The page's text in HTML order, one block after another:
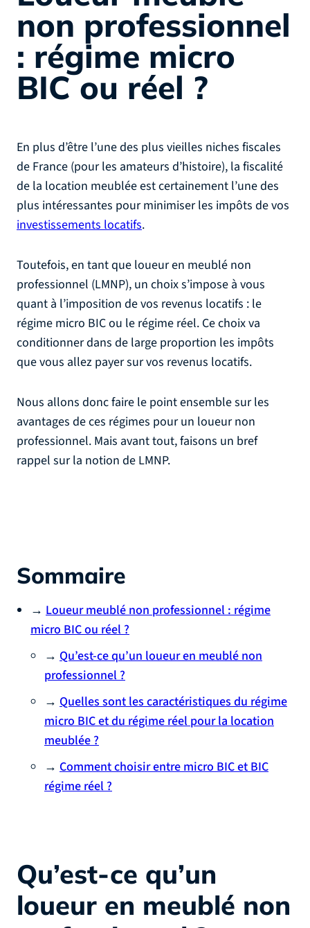
non professionnel
: régime micro
BIC ou réel ?
En plus d’être l’une des plus vieilles niches fiscales
de France (pour les amateurs d’histoire), la fiscalité
de la location meublée est certainement l’une des
plus intéressantes pour minimiser les impôts de vos
investissements locatifs.
Toutefois, en tant que loueur en meublé non
professionnel (LMNP), un choix s’impose à vous
quant à l’imposition de vos revenus locatifs : le
régime micro BIC ou le régime réel. Ce choix va
conditionner dans de large proportion les impôts
que vous allez payer sur vos revenus locatifs.
Nous allons donc faire le point ensemble sur les
avantages de ces régimes pour un loueur non
professionnel. Mais avant tout, faisons un bref
rappel sur la notion de LMNP.
Sommaire
→ Loueur meublé non professionnel : régime
micro BIC ou réel ?
→ Qu’est-ce qu’un loueur en meublé non
professionnel ?
→ Quelles sont les caractéristiques du régime
micro BIC et du régime réel pour la location
meublée ?
→ Comment choisir entre micro BIC et BIC
régime réel ?
Qu’est-ce qu’un
loueur en meublé non